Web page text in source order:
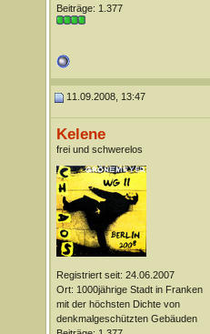
Beiträge: 1.377
11.09.2008, 13:47
Kelene
frei und schwerelos
Registriert seit: 24.06.2007
Ort: 1000jährige Stadt in Franken
mit der höchsten Dichte von
denkmalgeschützten Gebäuden